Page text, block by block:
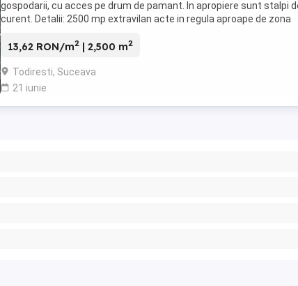
gospodarii, cu acces pe drum de pamant. In apropiere sunt stalpi
curent. Detalii: 2500 mp extravilan acte in regula aproape de zona
13,62 RON/m2 | 2,500 m2
Todiresti, Suceava
21 iunie